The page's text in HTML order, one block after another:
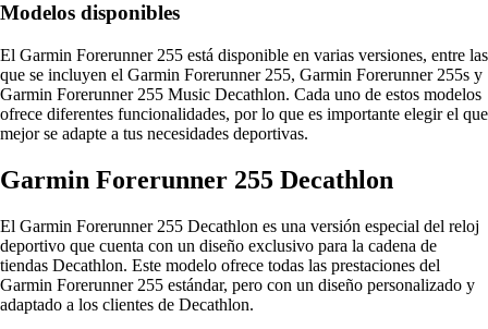
Modelos disponibles
El Garmin Forerunner 255 está disponible en varias versiones, entre las
que se incluyen el Garmin Forerunner 255, Garmin Forerunner 255s y
Garmin Forerunner 255 Music Decathlon. Cada uno de estos modelos
ofrece diferentes funcionalidades, por lo que es importante elegir el que
mejor se adapte a tus necesidades deportivas.
Garmin Forerunner 255 Decathlon
El Garmin Forerunner 255 Decathlon es una versión especial del reloj
deportivo que cuenta con un diseño exclusivo para la cadena de
tiendas Decathlon. Este modelo ofrece todas las prestaciones del
Garmin Forerunner 255 estándar, pero con un diseño personalizado y
adaptado a los clientes de Decathlon.